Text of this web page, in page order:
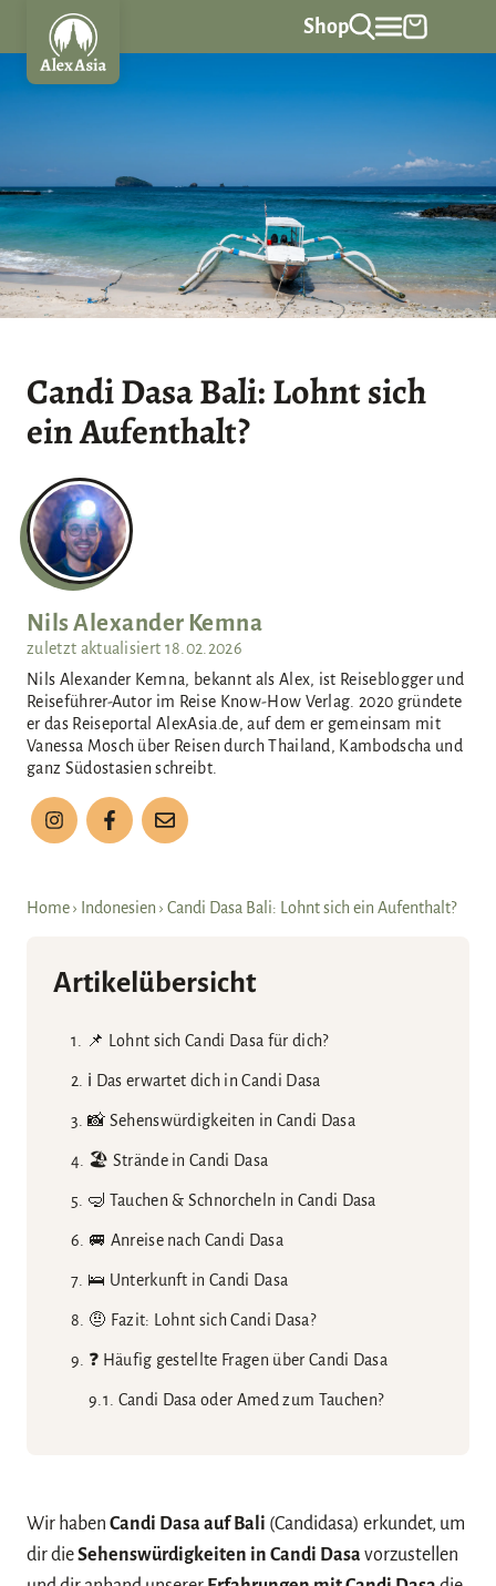
a
l
t
s
p
Shop
Candi Dasa Bali: Lohnt sich
ein Aufenthalt?
Nils Alexander Kemna
zuletzt aktualisiert 18.02.2026
Nils Alexander Kemna, bekannt als Alex, ist Reiseblogger und
Reiseführer-Autor im Reise Know-How Verlag. 2020 gründete
er das Reiseportal AlexAsia.de, auf dem er gemeinsam mit
Vanessa Mosch über Reisen durch Thailand, Kambodscha und
ganz Südostasien schreibt.
Home› Indonesien › Candi Dasa Bali: Lohnt sich ein Aufenthalt?
Artikelübersicht
📌 Lohnt sich Candi Dasa für dich?
ℹ️ Das erwartet dich in Candi Dasa
📸 Sehenswürdigkeiten in Candi Dasa
🏖️ Strände in Candi Dasa
🤿 Tauchen & Schnorcheln in Candi Dasa
🚐 Anreise nach Candi Dasa
🛌 Unterkunft in Candi Dasa
🤨 Fazit: Lohnt sich Candi Dasa?
❓ Häufig gestellte Fragen über Candi Dasa
Candi Dasa oder Amed zum Tauchen?
Wir haben Candi Dasa auf Bali (Candidasa) erkundet, um
dir dieSehenswürdigkeiten in Candi Dasavorzustellen